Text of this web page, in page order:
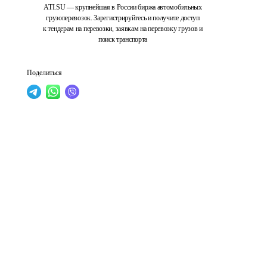
ATI.SU — крупнейшая в России биржа автомобильных
грузоперевозок. Зарегистрируйтесь и получите доступ
к тендерам на перевозки, заявкам на перевозку грузов и
поиск транспорта
Поделиться